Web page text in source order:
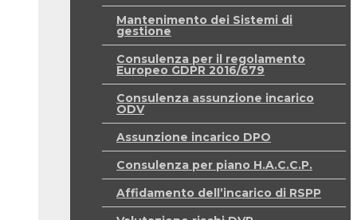
Mantenimento dei Sistemi di
gestione
Consulenza per il regolamento
Europeo GDPR 2016/679
Consulenza assunzione incarico
ODV
Assunzione incarico DPO
Consulenza per piano H.A.C.C.P.
Affidamento dell’incarico di RSPP